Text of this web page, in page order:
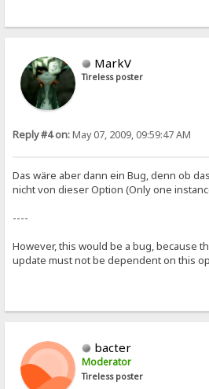
MarkV
Tireless poster
Reply #4 on:May 07, 2009, 09:59:47 AM
Das wäre aber dann ein Bug, denn ob
nicht von dieser Option (Only one
----
However, this would be a bug, because
update must not be dependent on this
bacter
Moderator
Tireless poster